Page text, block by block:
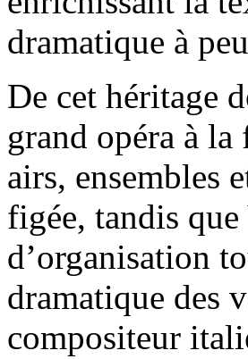
dramatique à
De cet héritage
grand opéra à la
airs, ensembles
figée, tandis
d’organisation
dramatique des
compositeur